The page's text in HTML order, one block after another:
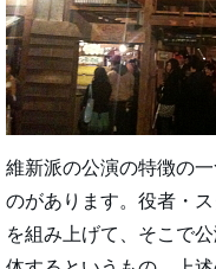
維新派の公演の特徴の
のがあります。役者・
を組み上げて、そこで